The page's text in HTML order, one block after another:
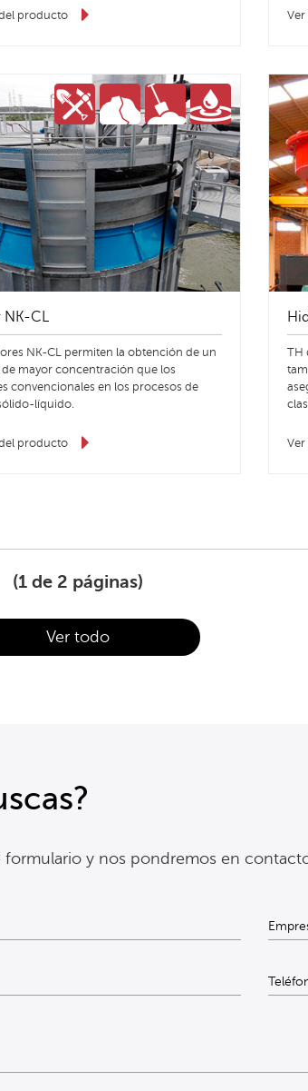
producto
NK-CL
NK-CL permiten la obtención de un
mayor concentración que los
convencionales en los procesos de
líquido.
producto
TH
(1de 2 páginas)
Ver todo
y nos pondremos en